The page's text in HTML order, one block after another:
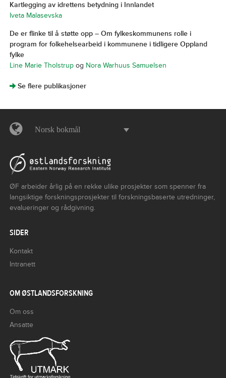
Kartlegging av idrettens betydning i Innlandet
Iveta Malasevska
De er flinke til å støtte opp – Om fylkeskommunens rolle i
program for folkehelsearbeid i kommunene i tidligere Oppland
fylke
Line Marie Tholstrupog Nora Warhuus Samuelsen
]Se flere publikasjoner
Norsk bokmål
ØF arbeider årlig på en rekke ulike prosjekter som spenner fra
langsiktige forskningsprosjekter til forskningsbaserte utredninger,
evalueringer og rådgivning.
SIDER
Kontakt
Intranett
OM ØSTLANDSFORSKNING
Om oss
Ansatte